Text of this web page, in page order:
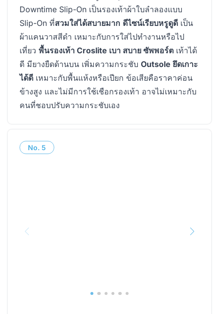
Downtime Slip-On เป็นรองเท้าผ้าใบลำลองแบบ
Slip-On ที่สวมใส่ได้สบายมาก ดีไซน์เรียบหรูดูดี เป็น
ผ้าแคนวาสสีดำ เหมาะกับการใส่ไปทำงานหรือไป
เที่ยว พื้นรองเท้า Croslite เบา สบาย ซัพพอร์ต เท้าได้
ดี มียางยืดด้านบน เพิ่มความกระชับ Outsole ยึดเกาะ
ได้ดี เหมาะกับพื้นแห้งหรือเปียก ข้อเสียคือราคาค่อน
ข้างสูง และไม่มีการใช้เชือกรองเท้า อาจไม่เหมาะกับ
คนที่ชอบปรับความกระชับเอง
No. 5